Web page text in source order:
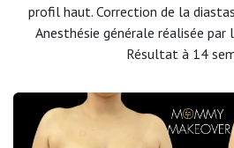
profil haut. Correction de la
Anesthésie générale réalisée par
Résultat à 14